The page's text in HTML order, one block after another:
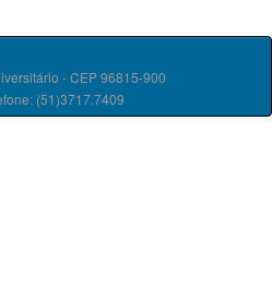
- CEP 96815-900
(51)3717.7409